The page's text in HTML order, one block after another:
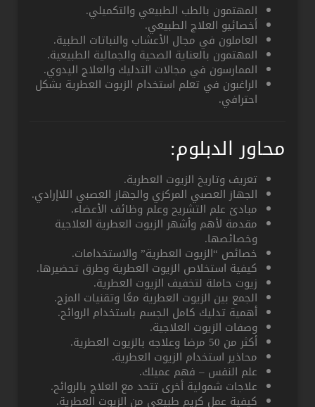
المهتمون بالطب الطبيعي والتكميلي.
أخصائيو العلاج الطبيعي.
العاملون في مجال الأعشاب والنباتات الطبية.
المهتمون بالعناية الصحية والجمالية الطبيعية.
الممارسون في مجالات التدليك والعلاج اليدوي.
الراغبون في تعلم استخدام الزيوت العطرية بشكل
احترافي.
محاور الدبلوم:
تعريف وتاريخ الزيوت العطرية.
الجهاز العصبي المركزي والجهاز العصبي اللاإرادي.
مبادئ علم التشريح وعلم وظائف الأعضاء.
مقدمة لأهم وأشهر الزيوت العطرية العلاجية
وخصائصها.
خصائص “الزيوت العطرية” والاستخدامات.
كيفية استخلاص الزيوت العطرية وطرق تحضيرها.
زيوت حاملة لتخفيف الزيوت العطرية.
الجمع بين الزيوت العطرية معًا وتقنيات المزج.
أهمية تدليك كامل الجسم باستخدام الروائح.
وصفات الزيوت العلاجية.
أكثر من 50 مرضا وعلاجه بالزيوت العطرية.
محاذير استخدام الزيوت العطرية.
علم النفس – فهم عميلك.
علاجات شمولية أخرى تتحد مع العلاج بالروائح.
كيفية عمل كريم طبيعي من الزيوت العطرية.